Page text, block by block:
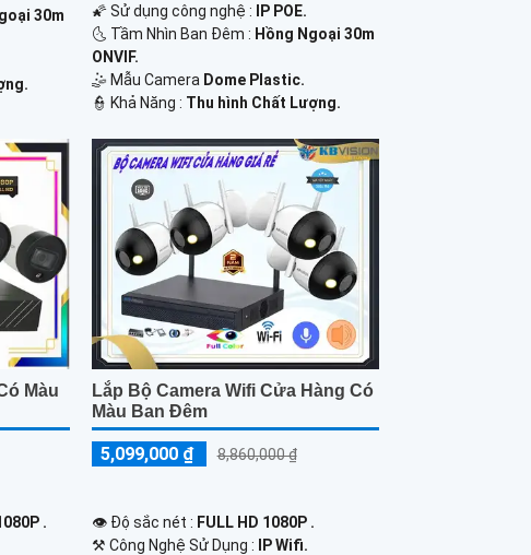
30m
🌠 Sử dụng công nghệ :
IP POE.
🌜 Tầm Nhìn Ban Đêm : Hồng Ngoại 30m
ONVIF.
🤹 Mẫu Camera Dome Plastic.
️👮 Khả Năng : Thu hình Chất Lượng.
Màu
.
Lắp Bộ Camera Wifi Cửa Hàng Có
Màu Ban Đêm
5,099,000 ₫ 8,860,000 ₫
👁 Độ sắc nét : FULL HD 1080P .
⚒ Công Nghệ Sử Dụng :
IP Wifi.